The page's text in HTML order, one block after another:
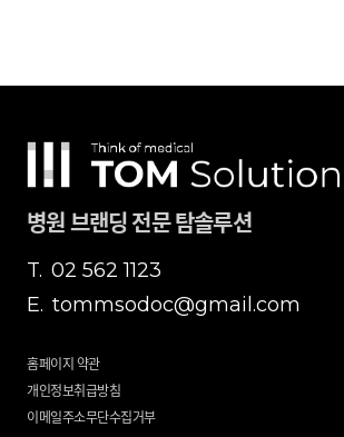
병원 브랜딩 전문 탐솔루션
T. 02 562 1123
E. tommsodoc@gmail.com
홈페이지 약관
개인정보취급방침
이메일주소무단수집거부